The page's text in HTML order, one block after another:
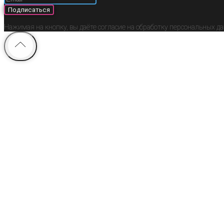
Подписаться
Нажимая на кнопку, вы даёте согласие на обработку персональных